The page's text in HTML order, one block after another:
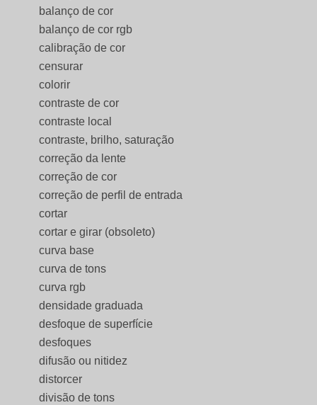
balanço de cor
balanço de cor rgb
calibração de cor
censurar
colorir
contraste de cor
contraste local
contraste, brilho, saturação
correção da lente
correção de cor
correção de perfil de entrada
cortar
cortar e girar (obsoleto)
curva base
curva de tons
curva rgb
densidade graduada
desfoque de superfície
desfoques
difusão ou nitidez
distorcer
divisão de tons